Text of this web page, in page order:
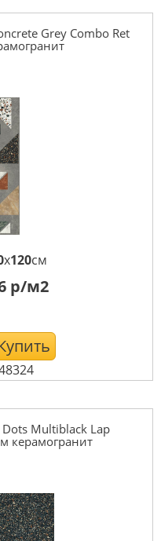
Grey Combo Ret
x120см
р/м2
Multiblack Lap
керамогранит